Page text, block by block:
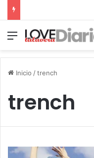
Menú
Inicio /trench
trench